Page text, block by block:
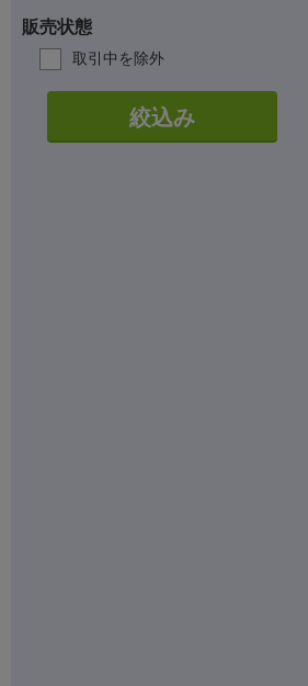
販売状態
取引中を除外
絞込み